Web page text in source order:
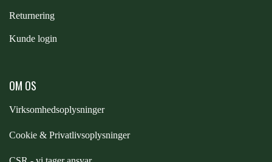
Returnering
Kunde login
OM OS
Virksomhedsoplysninger
Cookie & Privatlivsoplysninger